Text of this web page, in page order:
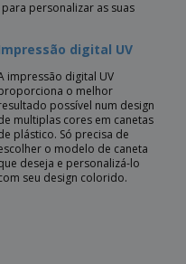
personalizar as suas
digital UV
impressão digital UV
o melhor
possível num design
multiplas cores em canetas
plástico. Só precisa de
o modelo de caneta
deseja e personalizá-lo
seu design colorido.